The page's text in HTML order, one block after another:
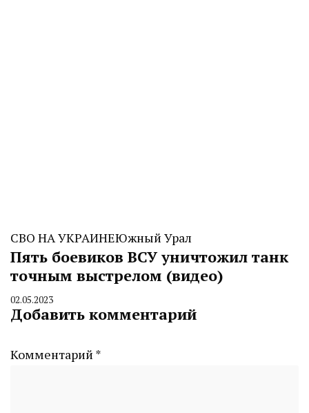
СВО НА УКРАИНЕЮжный Урал
Пять боевиков ВСУ уничтожил танк
точным выстрелом (видео)
By
CHELINDUSTRY
02.05.2023
Добавить комментарий
Комментарий *